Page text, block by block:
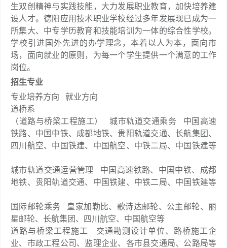
生双创精神与实践技能，大力发展职业教育，加快培养建
设人才。德阳应用技术职业学校经过多年发展现已成为一
所集大、中专学历教育和技能培训为一体的综合性学校。
学校引进国外先进的办学理念，本着以人为本，面向市
场，面向就业的原则，为每一个学生提供一个满意的工作
岗位。
招生专业
专业培养方向
就业方向
道桥系
（道路与桥梁工程施工）
城市轨道交通乘务
中国高速
铁路、中国中铁、成都地铁、贵阳轨道交通、长航集团、
四川航空、中国铁建、中国航空、中铁二局、中国铁建等
城市轨道交通运营管理
中国高速铁路、中国中铁、成都
地铁、贵阳轨道交通、中国铁建、中铁二局、中国铁建等
国际邮轮乘务
皇家加勒比、歌诗达邮轮、公主邮轮、丽
星邮轮、长航集团、四川航空、中国航空等
道路与桥梁工程施工
交通勘测设计单位、路桥施工企
业、市政工程公司、监理企业、各市县交通局、公路局等